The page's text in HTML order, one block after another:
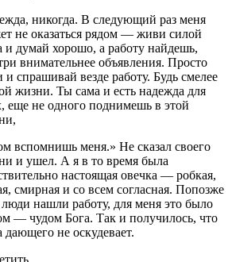
никогда. В следующий раз меня
не оказаться рядом — живи силой
и думай хорошо, а работу найдешь,
внимательнее объявления. Просто
и спрашивай везде работу. Будь смелее
жизни. Ты сама и есть надежда для
еще не одного поднимешь в этой
вспомнишь меня.» Не сказал своего
и ушел. А я в то время была
настоящая овечка — робкая,
смирная и со всем согласная. Попозже
нашли работу, для меня это было
— чудом Бога. Так и получилось, что
дающего не оскудевает.